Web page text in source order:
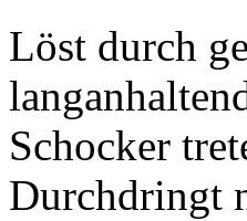
Löst durch
Schocker
Durchdringt